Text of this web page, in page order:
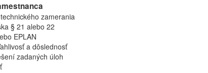
zamerania
§ 21 alebo 22
EPLAN
a dôslednosť
zadaných úloh